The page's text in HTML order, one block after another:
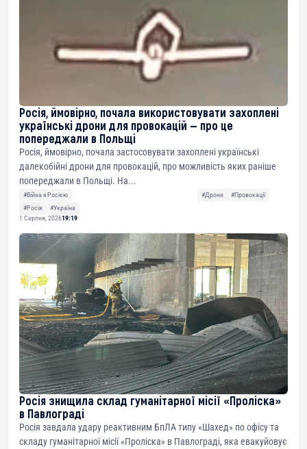
Росія, ймовірно, почала використовувати захоплені
українські дрони для провокацій — про це
попереджали в Польщі
Росія, ймовірно, почала застосовувати захоплені українські
далекобійні дрони для провокацій, про можливість яких раніше
попереджали в Польщі. На...
#Війна з Росією #Дрони
#Провокації
#Росія
#Україна
1 Серпня, 202619:19
Росія знищила склад гуманітарної місії «Проліска»
в Павлограді
Росія завдала удару реактивним БпЛА типу «Шахед» по офісу та
складу гуманітарної місії «Проліска» в Павлограді, яка евакуйовує